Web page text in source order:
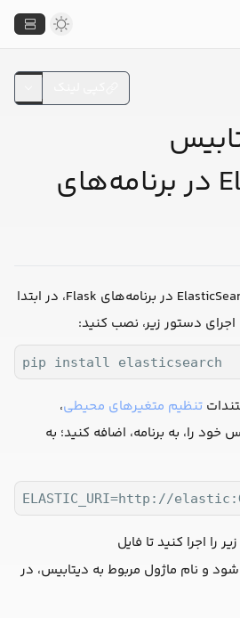
ElasticSearch در برنامه‌های
برای اتصال به دیتابیس ElasticSearch در برنامه‌های Flask، در ابتدا
اجرای دستور زیر، نصب کنید:
pip install elasticsearch
تنظیم متغیرهای محیطی،
را، به برنامه، اضافه کنید؛ به
ELASTIC_URI=http://
را اجرا کنید تا فایل
شود و نام ماژول مربوط به دیتابیس، در